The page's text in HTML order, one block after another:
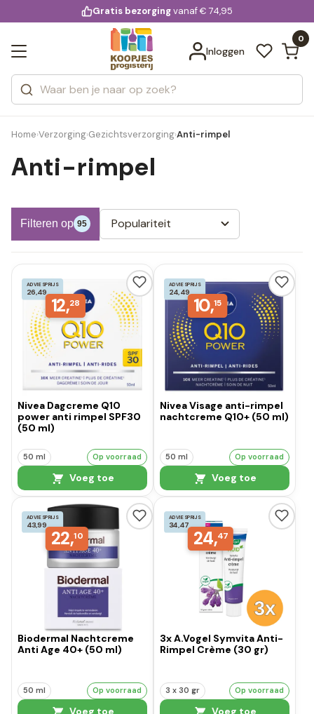
voor 20:00 uur besteld
Gratis bezorgingvanaf € 74,95
Inloggen
0
Zoeken
Categorieën
Merken
Bekijk alle resultaten
Home›Verzorging›Gezichtsverzorging›Anti-rimpel
Anti-rimpel
Filteren op 95 Populariteit
ADVIESPRIJS
26,49
12,28
Nivea Dagcreme Q10
power anti rimpel SPF30
(50 ml)
50 ml Op voorraad
Voeg toe
ADVIESPRIJS
24,49
10,15
Nivea Visage anti-rimpel
nachtcreme Q10+ (50 ml)
50 ml Op voorraad
Voeg toe
ADVIESPRIJS
43,99
22,10
Biodermal Nachtcreme
Anti Age 40+ (50 ml)
50 ml Op voorraad
Voeg toe
ADVIESPRIJS
34,47
24,47
3x A.Vogel Symvita Anti-
Rimpel Crème (30 gr)
3 x 30 gr Op voorraad
Voeg toe